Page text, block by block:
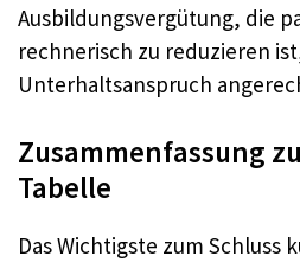
Ausbildungsvergütung, die
rechnerisch zu reduzieren
Unterhaltsanspruch
Zusammenfassung
Tabelle
Das Wichtigste zum Schluss